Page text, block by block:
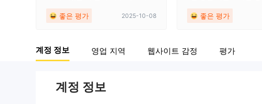
다. 제가 투자해본 플랫폼 중 최고
고 있습니다.
좋은 평가 2025-10-08
계정에 매우 만족합니다.
좋은 평가
계정 정보 영업 지역 웹사이트 감정 평가
계정 정보